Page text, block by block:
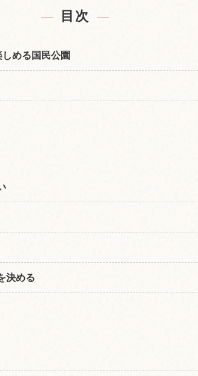
目次
める国民公園
決める